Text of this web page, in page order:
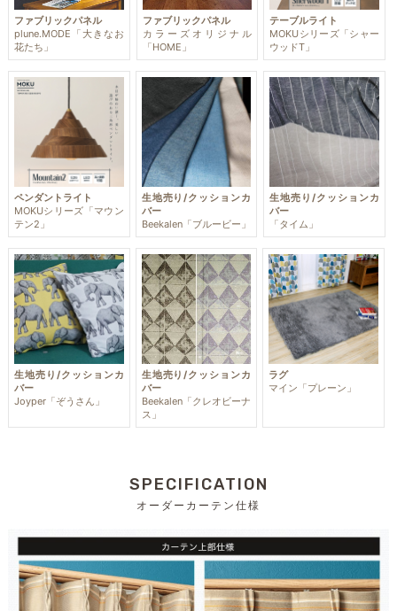
ファブリックパネル
plune.MODE「大きなお
花たち」
ファブリックパネル
カラーズオリジナル
「HOME」
テーブルライト
MOKUシリーズ「シャー
ウッドT」
ペンダントライト
MOKUシリーズ「マウン
テン2」
生地売り/クッションカ
バー
Beekalen「ブルービー」
生地売り/クッションカ
バー
「タイム」
生地売り/クッションカ
バー
Joyper「ぞうさん」
生地売り/クッションカ
バー
Beekalen「クレオビーナ
ス」
ラグ
マイン「プレーン」
SPECIFICATION
オーダーカーテン仕様